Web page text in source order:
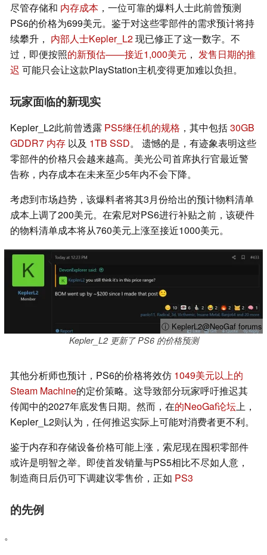
尽管存储和 内存成本 ，一位可靠的爆料人士此前曾预测
PS6的价格为699美元。鉴于对这些零部件的需求预计将持
续攀升， 内部人士Kepler_L2现已修正了这一数字。不
过，即便按照的新预估——接近1,000美元 ， 发售日期的推
迟 可能只会让这款PlayStation主机变得更加难以负担。
玩家面临的新现实
Kepler_L2此前曾透露 PS5继任机的规格 ，其中包括30GB
GDDR7 内存 以及 1TB SSD。 遗憾的是，有迹象表明这些
零部件的价格只会越来越高。美光公司首席执行官最近警
告称，内存成本在未来至少5年内不会下降。
考虑到市场趋势，该爆料者将其3月份给出的预计物料清单
成本上调了200美元。在索尼对PS6进行补贴之前，该硬件
的物料清单成本将从760美元上涨至接近1000美元。
ⓘ KeplerL2@NeoGaf forums
Kepler_L2 更新了 PS6 的价格预测
其他分析师也预计，PS6的价格将效仿 1049美元以上的
Steam Machine的定价策略。这导致部分玩家呼吁推迟其
传闻中的2027年底发售日期。然而，在的NeoGaf论坛上，
Kepler_L2则认为，任何推迟实际上可能对消费者更不利。
鉴于内存和存储设备价格可能上涨，索尼现在囤积零部件
或许是明智之举。即使首发销量与PS5相比不尽如人意，
制造商日后仍可下调建议零售价，正如 PS3
的先例
。